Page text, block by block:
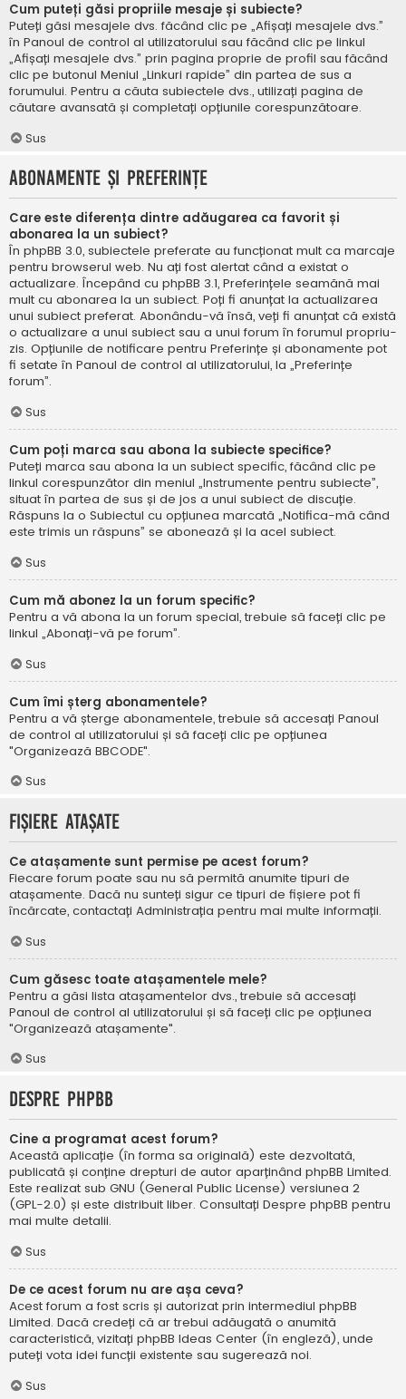
Cum puteți găsi propriile mesaje și subiecte?
Puteți găsi mesajele dvs. făcând clic pe „Afișați mesajele dvs.”
în Panoul de control al utilizatorului sau făcând clic pe linkul
„Afișați mesajele dvs.” prin pagina proprie de profil sau făcând
clic pe butonul Meniul „Linkuri rapide” din partea de sus a
forumului. Pentru a căuta subiectele dvs., utilizați pagina de
căutare avansată și completați opțiunile corespunzătoare.
Sus
Abonamente și Preferințe
Care este diferența dintre adăugarea ca favorit și
abonarea la un subiect?
În phpBB 3.0, subiectele preferate au funcționat mult ca marcaje
pentru browserul web. Nu ați fost alertat când a existat o
actualizare. Începând cu phpBB 3.1, Preferințele seamănă mai
mult cu abonarea la un subiect. Poți fi anunțat la actualizarea
unui subiect preferat. Abonându-vă însă, veți fi anunțat că există
o actualizare a unui subiect sau a unui forum în forumul propriu-
zis. Opțiunile de notificare pentru Preferințe și abonamente pot
fi setate în Panoul de control al utilizatorului, la „Preferințe
forum”.
Sus
Cum poți marca sau abona la subiecte specifice?
Puteți marca sau abona la un subiect specific, făcând clic pe
linkul corespunzător din meniul „Instrumente pentru subiecte”,
situat în partea de sus și de jos a unui subiect de discuție.
Răspuns la o Subiectul cu opțiunea marcată „Notifica-mă când
este trimis un răspuns” se abonează și la acel subiect.
Sus
Cum mă abonez la un forum specific?
Pentru a vă abona la un forum special, trebuie să faceți clic pe
linkul „Abonați-vă pe forum”.
Sus
Cum îmi șterg abonamentele?
Pentru a vă șterge abonamentele, trebuie să accesați Panoul
de control al utilizatorului și să faceți clic pe opțiunea
"Organizează BBCODE".
Sus
Fișiere atașate
Ce atașamente sunt permise pe acest forum?
Fiecare forum poate sau nu să permită anumite tipuri de
atașamente. Dacă nu sunteți sigur ce tipuri de fișiere pot fi
încărcate, contactați Administrația pentru mai multe informații.
Sus
Cum găsesc toate atașamentele mele?
Pentru a găsi lista atașamentelor dvs., trebuie să accesați
Panoul de control al utilizatorului și să faceți clic pe opțiunea
"Organizează atașamente".
Sus
Despre phpBB
Cine a programat acest forum?
Această aplicație (în forma sa originală) este dezvoltată,
publicată și conține drepturi de autor aparținând phpBB Limited.
Este realizat sub GNU (General Public License) versiunea 2
(GPL-2.0) și este distribuit liber. Consultați Despre phpBB pentru
mai multe detalii.
Sus
De ce acest forum nu are așa ceva?
Acest forum a fost scris și autorizat prin intermediul phpBB
Limited. Dacă credeți că ar trebui adăugată o anumită
caracteristică, vizitați phpBB Ideas Center (în engleză), unde
puteți vota idei funcții existente sau sugerează noi.
Sus